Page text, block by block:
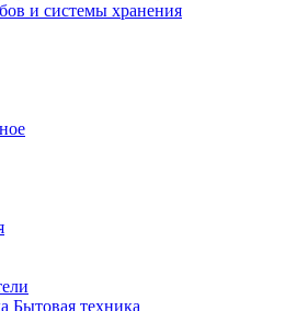
и системы хранения
Бытовая техника